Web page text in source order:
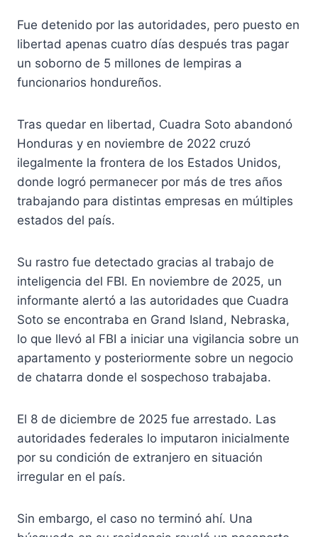
Fue detenido por las autoridades, pero puesto en
libertad apenas cuatro días después tras pagar
un soborno de 5 millones de lempiras a
funcionarios hondureños.
Tras quedar en libertad, Cuadra Soto abandonó
Honduras y en noviembre de 2022 cruzó
ilegalmente la frontera de los Estados Unidos,
donde logró permanecer por más de tres años
trabajando para distintas empresas en múltiples
estados del país.
Su rastro fue detectado gracias al trabajo de
inteligencia del FBI. En noviembre de 2025, un
informante alertó a las autoridades que Cuadra
Soto se encontraba en Grand Island, Nebraska,
lo que llevó al FBI a iniciar una vigilancia sobre un
apartamento y posteriormente sobre un negocio
de chatarra donde el sospechoso trabajaba.
El 8 de diciembre de 2025 fue arrestado. Las
autoridades federales lo imputaron inicialmente
por su condición de extranjero en situación
irregular en el país.
Sin embargo, el caso no terminó ahí. Una